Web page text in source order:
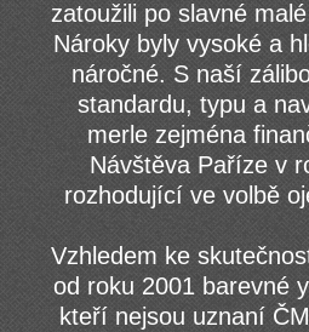
zatoužili po slavné
Nároky byly vysoké a
náročné. S naší
standardu, typu a
merle zejména
Návštěva Paříze v
rozhodující ve volbě
Vzhledem ke
od roku 2001 barevné
kteří nejsou uznaní